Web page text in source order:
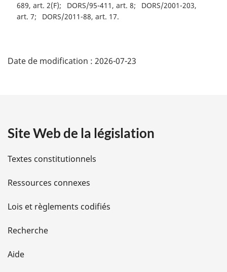
689, art. 2(F)
DORS/95-411, art. 8
DORS/2001-203,
art. 7
DORS/2011-88, art. 17
é
i
l
s
d
e
l
Date de modification : 2026-07-23
Site Web de la législation
Textes constitutionnels
Ressources connexes
Lois et règlements codifiés
Recherche
Aide